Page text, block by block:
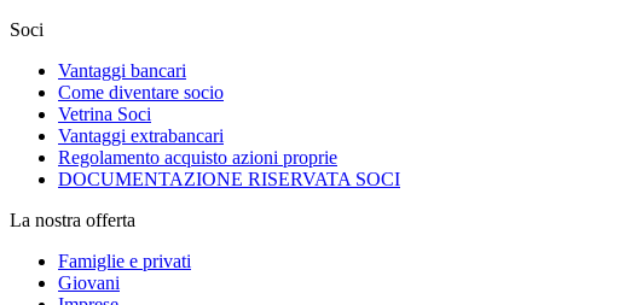
Soci
Vantaggi bancari
Come diventare socio
Vetrina Soci
Vantaggi extrabancari
Regolamento acquisto azioni proprie
DOCUMENTAZIONE RISERVATA SOCI
La nostra offerta
Famiglie e privati
Giovani